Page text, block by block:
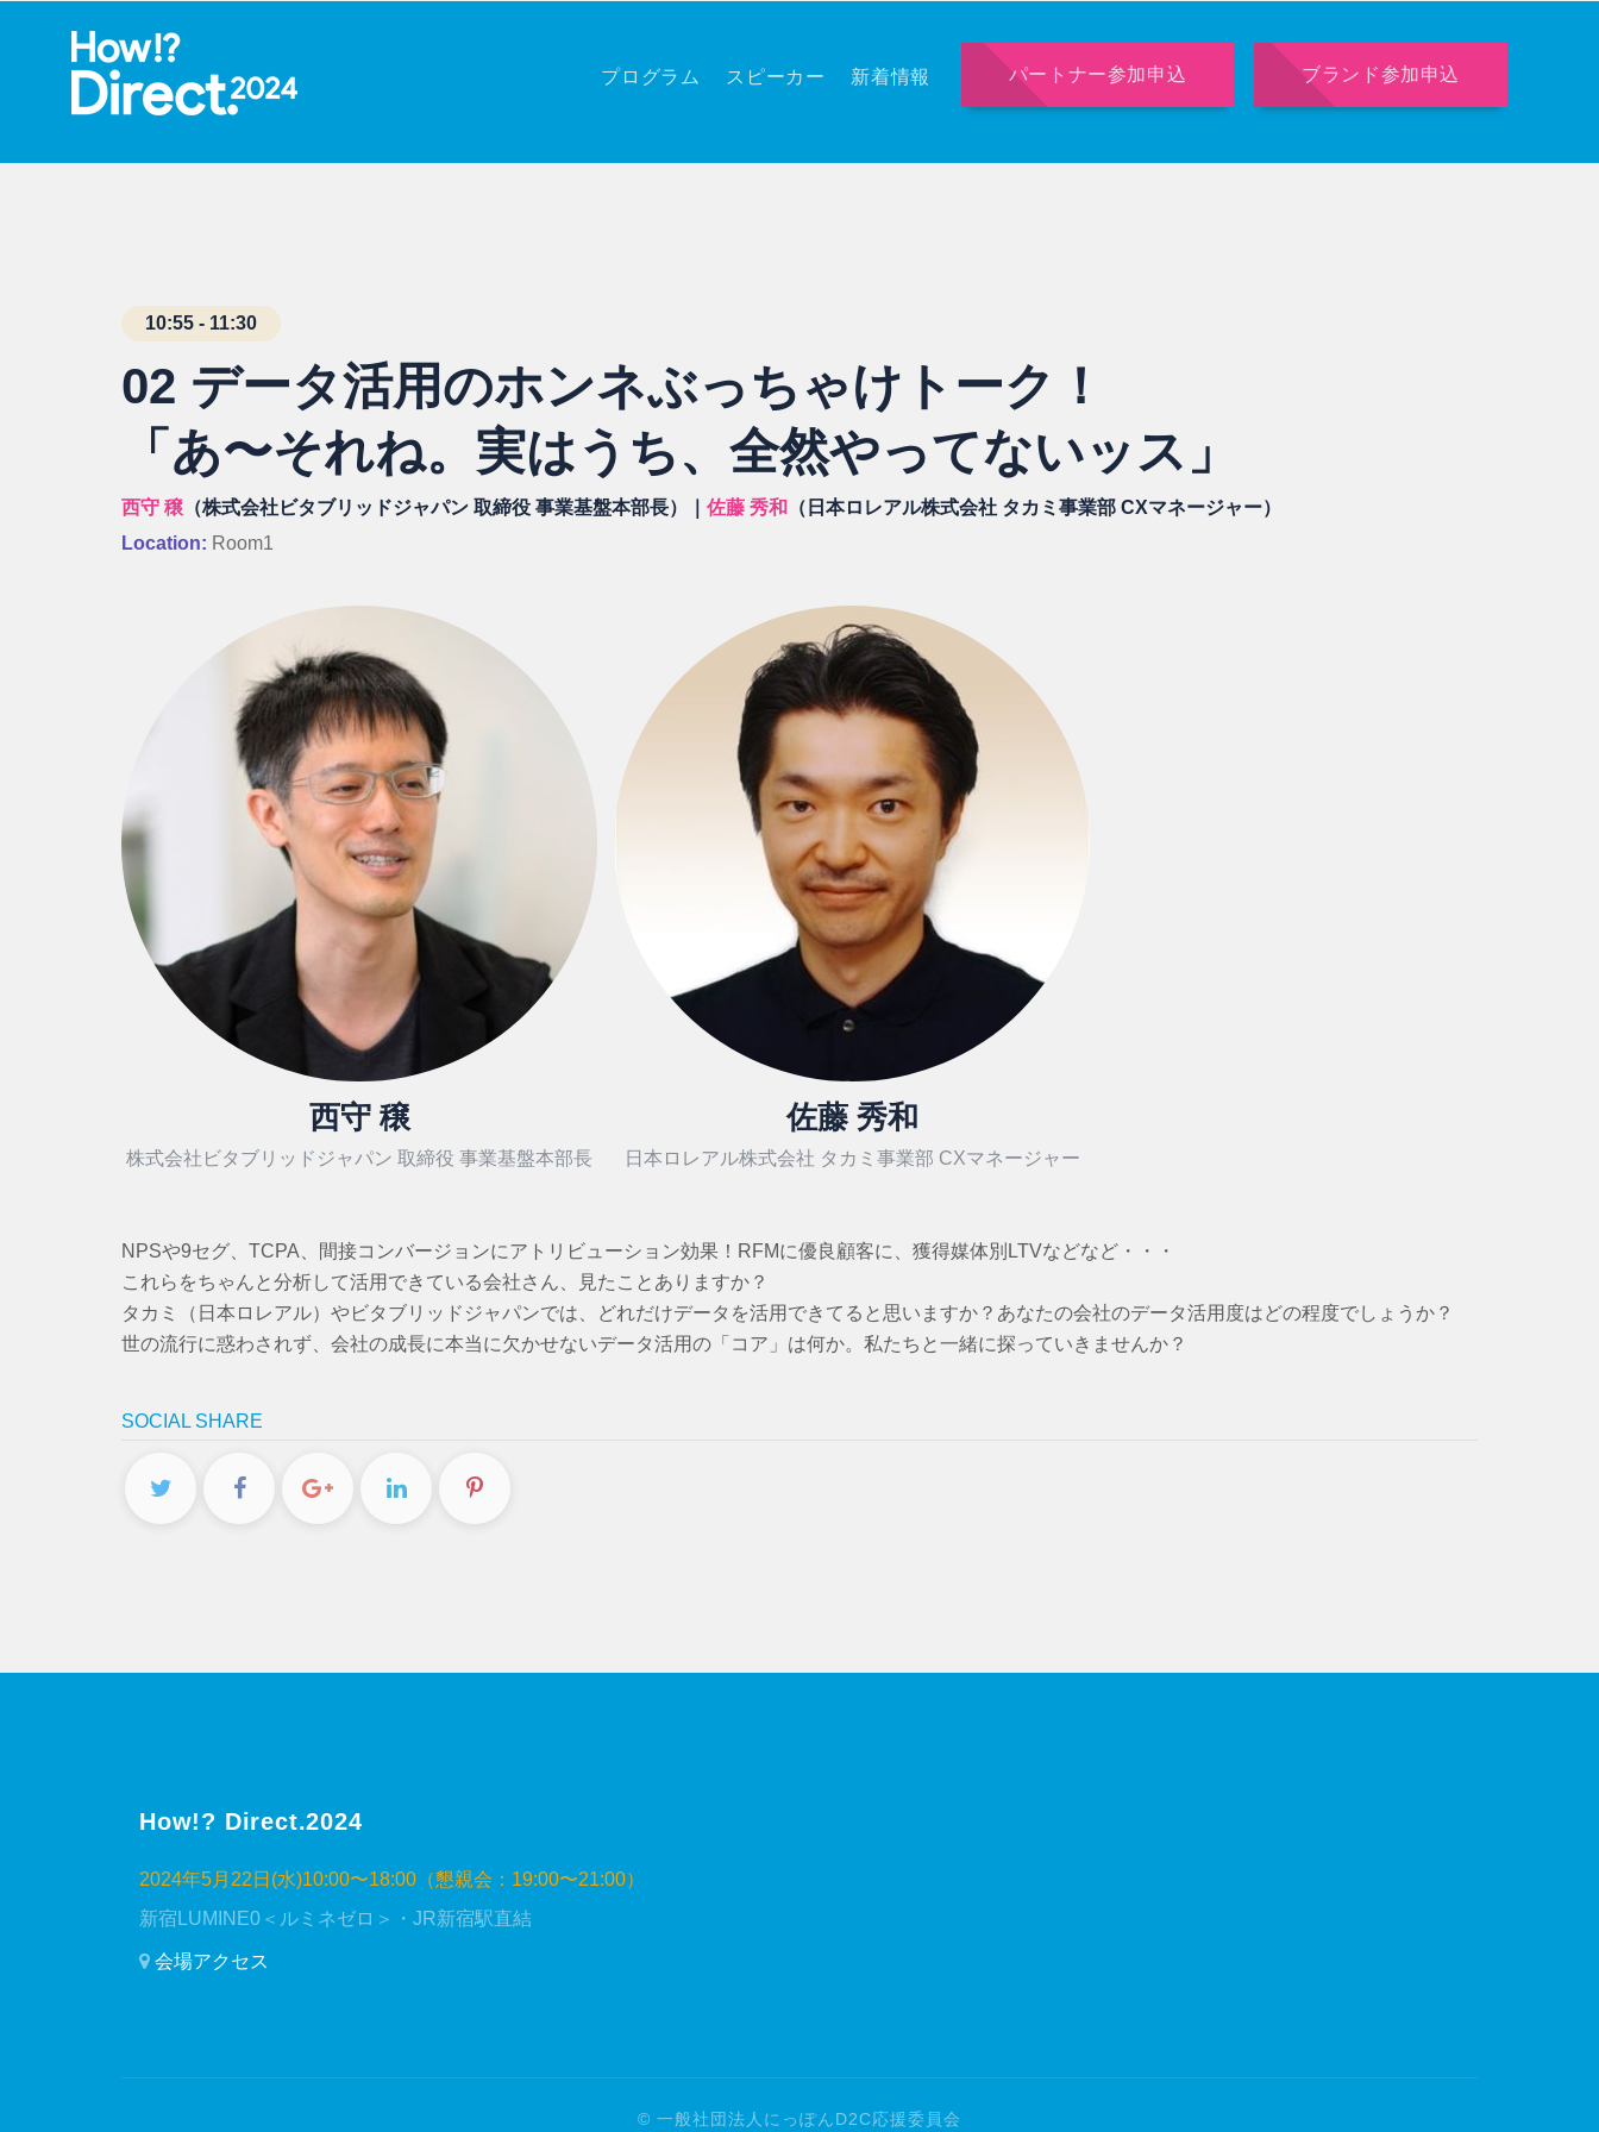
プログラム スピーカー 新着情報 パートナー参加申込 ブランド参加申込
10:55 - 11:30
02 データ活用のホンネぶっちゃけトーク！
「あ〜それね。実はうち、全然やってないッス」
西守 穣 （株式会社ビタブリッドジャパン 取締役 事業基盤本部長）｜ 佐藤 秀和
（日本ロレアル株式会社 タカミ事業部 CXマネージャー）
Location: Room1
西守 穣
株式会社ビタブリッドジャパン 取締役 事業基盤本部長
佐藤 秀和
日本ロレアル株式会社 タカミ事業部 CXマネージャー
NPSや9セグ、TCPA、間接コンバージョンにアトリビューション効果！RFMに優良顧客に、獲得媒体別LTVなどなど・・・
これらをちゃんと分析して活用できている会社さん、見たことありますか？
タカミ（日本ロレアル）やビタブリッドジャパンでは、どれだけデータを活用できてると思いますか？あなたの会社のデータ活用度はどの程度でしょうか？
世の流行に惑わされず、会社の成長に本当に欠かせないデータ活用の「コア」は何か。私たちと一緒に探っていきませんか？
SOCIAL SHARE
How!? Direct.2024
2024年5月22日(水)10:00〜18:00（懇親会：19:00〜21:00）
新宿LUMINE0＜ルミネゼロ＞・JR新宿駅直結
会場アクセス
© 一般社団法人にっぽんD2C応援委員会